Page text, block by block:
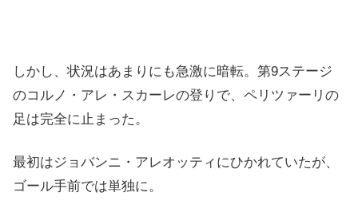
しかし、状況はあまりにも急激に暗転。第9ステージ
のコルノ・アレ・スカーレの登りで、ペリツァーリの
足は完全に止まった。
最初はジョバンニ・アレオッティにひかれていたが、
ゴール手前では単独に。